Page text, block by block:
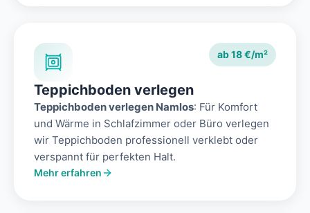
ab 18 €/m²
Teppichboden verlegen
Teppichboden verlegen Namlos: Für Komfort
und Wärme in Schlafzimmer oder Büro verlegen
wir Teppichboden professionell verklebt oder
verspannt für perfekten Halt.
Mehr erfahren